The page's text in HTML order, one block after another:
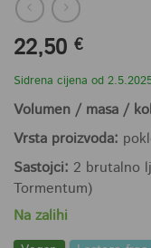
22,50 €
Sidrena cijena od
Volumen / masa /
Vrsta proizvoda:
Sastojci: 2 brutalno
Tormentum)
Na zalihi